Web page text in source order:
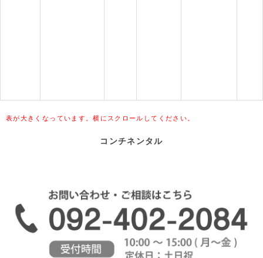
表が大きくなっています。横にスクロールしてください。
コンチネンタル